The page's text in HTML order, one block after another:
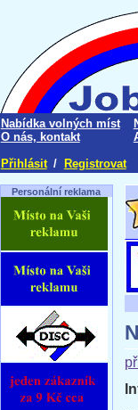
Nabídka volných míst
O nás, kontakt
Přihlásit / Registrovat
Personální reklama